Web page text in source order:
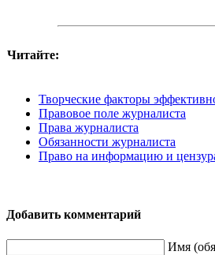
Читайте:
Творческие факторы
Правовое поле журналиста
Права журналиста
Обязанности журналиста
Право на информацию и
Добавить комментарий
Имя